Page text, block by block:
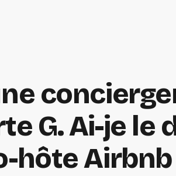
G. Ai-je le
hôte Airbnb